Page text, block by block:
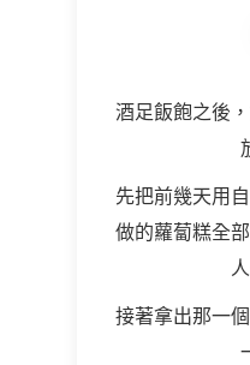
酒足飯飽之後
先把前幾天用
做的蘿蔔糕全
接著拿出那一